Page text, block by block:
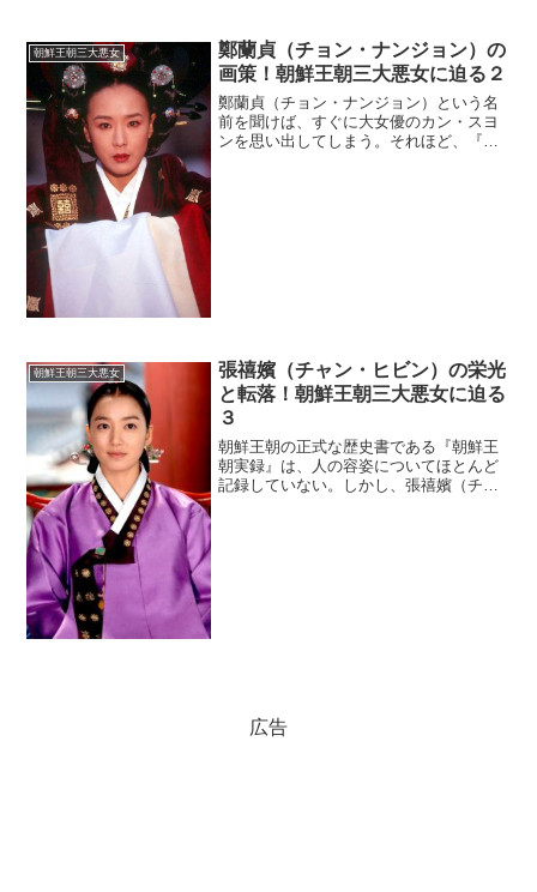
朝鮮王朝三大悪女
鄭蘭貞（チョン・ナンジョン）の
画策！朝鮮王朝三大悪女に迫る２
鄭蘭貞（チョン・ナンジョン）という名
前を聞けば、すぐに大女優のカン・スヨ
ンを思い出してしまう。それほど、『女
朝鮮王朝三大悪女
張禧嬪（チャン・ヒビン）の栄光
と転落！朝鮮王朝三大悪女に迫る
３
朝鮮王朝の正式な歴史書である『朝鮮王
朝実録』は、人の容姿についてほとんど
記録していない。しかし、張禧嬪（チャ
広告